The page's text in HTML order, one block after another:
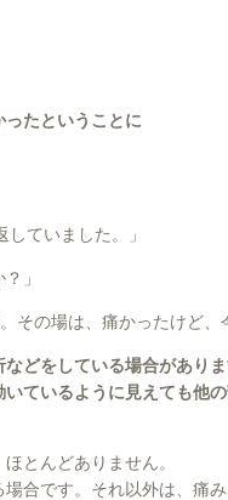
たということに
ていました。」
」
の場は、痛かったけど、
どをしている場合がありま
いているように見えても他
とんどありません。
合です。それ以外は、痛